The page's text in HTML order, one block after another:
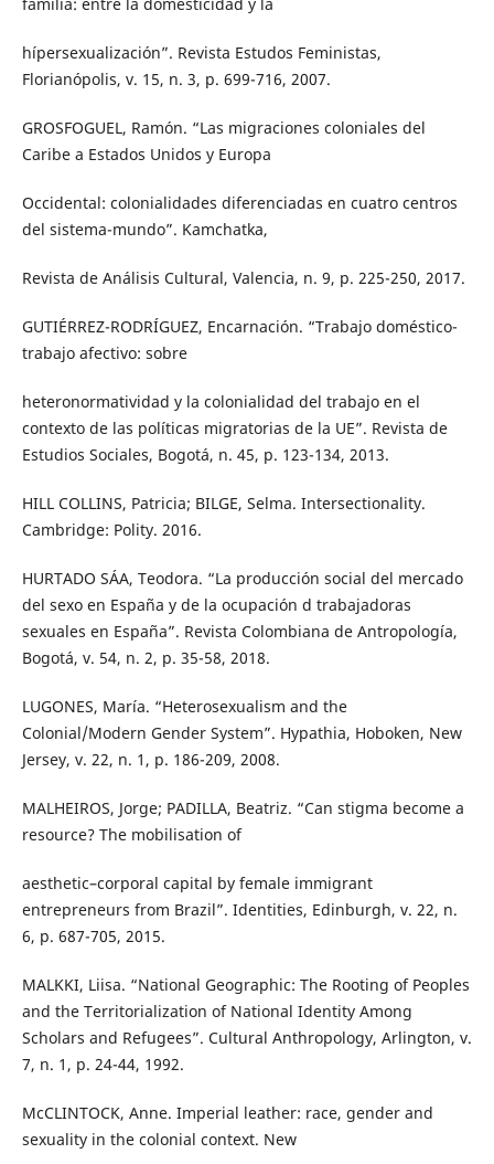
hípersexualización”. Revista Estudos Feministas,
Florianópolis, v. 15, n. 3, p. 699-716, 2007.
GROSFOGUEL, Ramón. “Las migraciones coloniales del
Caribe a Estados Unidos y Europa
Occidental: colonialidades diferenciadas en cuatro centros
del sistema-mundo”. Kamchatka,
Revista de Análisis Cultural, Valencia, n. 9, p. 225-250, 2017.
GUTIÉRREZ-RODRÍGUEZ, Encarnación. “Trabajo doméstico-
trabajo afectivo: sobre
heteronormatividad y la colonialidad del trabajo en el
contexto de las políticas migratorias de la UE”. Revista de
Estudios Sociales, Bogotá, n. 45, p. 123-134, 2013.
HILL COLLINS, Patricia; BILGE, Selma. Intersectionality.
Cambridge: Polity. 2016.
HURTADO SÁA, Teodora. “La producción social del mercado
del sexo en España y de la ocupación d trabajadoras
sexuales en España”. Revista Colombiana de Antropología,
Bogotá, v. 54, n. 2, p. 35-58, 2018.
LUGONES, María. “Heterosexualism and the
Colonial/Modern Gender System”. Hypathia, Hoboken, New
Jersey, v. 22, n. 1, p. 186-209, 2008.
MALHEIROS, Jorge; PADILLA, Beatriz. “Can stigma become a
resource? The mobilisation of
aesthetic–corporal capital by female immigrant
entrepreneurs from Brazil”. Identities, Edinburgh, v. 22, n.
6, p. 687-705, 2015.
MALKKI, Liisa. “National Geographic: The Rooting of Peoples
and the Territorialization of National Identity Among
Scholars and Refugees”. Cultural Anthropology, Arlington, v.
7, n. 1, p. 24-44, 1992.
McCLINTOCK, Anne. Imperial leather: race, gender and
sexuality in the colonial context. New